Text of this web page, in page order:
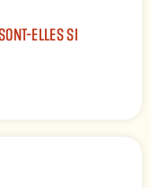
ELLES SI